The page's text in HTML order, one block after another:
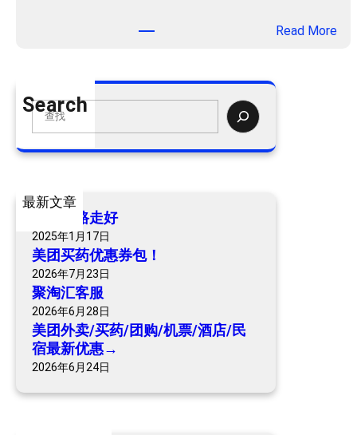
Read More：
Search
S
a
h
最新文章
爷爷一路走好
2025年1月17日
美团买药优惠券包！
2026年7月23日
聚淘汇客服
2026年6月28日
美团外卖/买药/团购/机票/酒店/民
宿最新优惠→
2026年6月24日